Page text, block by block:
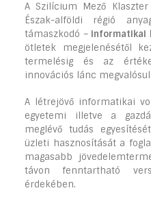
A Szilícium Mező
Észak-alföldi régió
támaszkodó – informatikai
ötletek megjelenésétől
termelésig és az
innovációs lánc
A létrejövő informatikai
egyetemi illetve a
meglévő tudás
üzleti hasznosítását a
magasabb
távon fenntartható
érdekében.